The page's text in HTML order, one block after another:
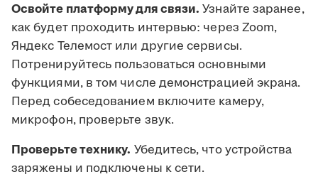
Освойте платформу для связи. Узнайте заранее,
как будет проходить интервью: через Zoom,
Яндекс Телемост или другие сервисы.
Потренируйтесь пользоваться основными
функциями, в том числе демонстрацией экрана.
Перед собеседованием включите камеру,
микрофон, проверьте звук.
Проверьте технику. Убедитесь, что устройства
заряжены и подключены к сети.